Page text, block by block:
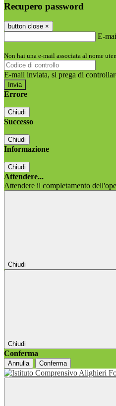
Recupero password
button close ×
E-
Non hai una e-mail associata al nome
E-mail inviata, si prega di
Errore
Chiudi
Successo
Chiudi
Informazione
Chiudi
Attendere...
Attendere il completamento
Chiudi
Chiudi
Conferma
Annulla Conferma